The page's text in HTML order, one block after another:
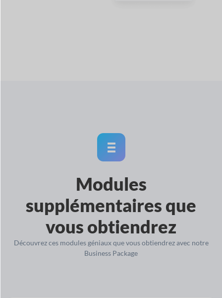
Modules
supplémentaires que
vous obtiendrez
Découvrez ces modules géniaux que vous obtiendrez avec notre
Business Package